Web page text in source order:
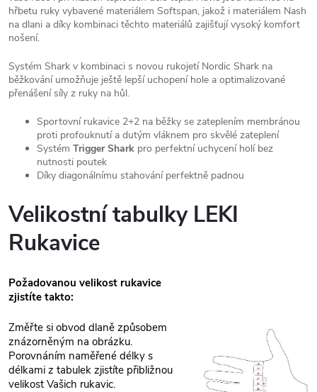
hřbetu ruky vybavené materiálem Softspan, jakož i materiálem Nash
na dlani a díky kombinaci těchto materiálů zajišťují vysoký komfort
nošení.
Systém Shark v kombinaci s novou rukojetí Nordic Shark na
běžkování umožňuje ještě lepší uchopení hole a optimalizované
přenášení síly z ruky na hůl.
Sportovní rukavice 2+2 na běžky se zateplením membránou
proti profouknutí a dutým vláknem pro skvělé zateplení
Systém Trigger Shark pro perfektní uchycení holí bez
nutnosti poutek
Díky diagonálnímu stahování perfektně padnou
Velikostní tabulky LEKI
Rukavice
Požadovanou velikost rukavice
zjistíte takto:
Změřte si obvod dlaně způsobem
znázorněným na obrázku.
Porovnáním naměřené délky s
délkami z tabulek zjistíte přibližnou
velikost Vašich rukavic.